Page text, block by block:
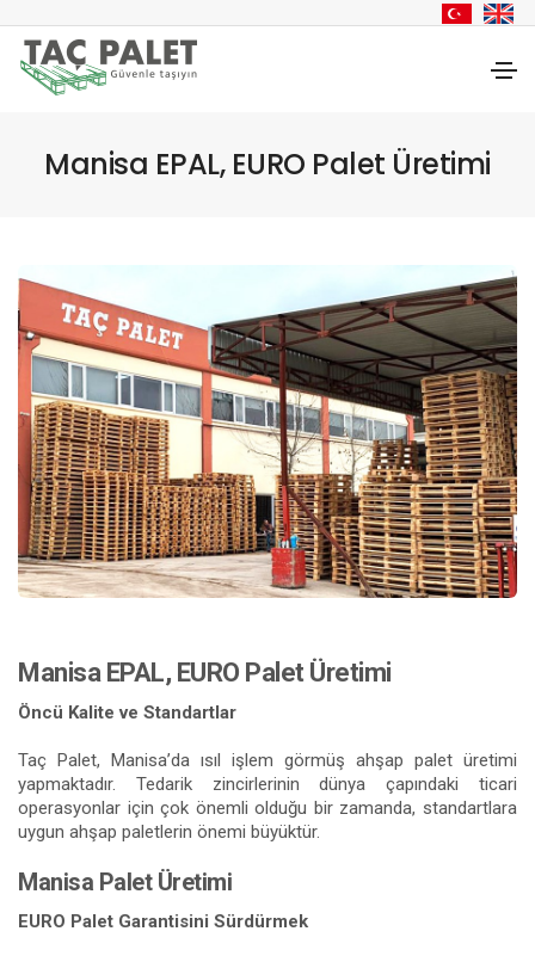
Manisa EPAL, EURO Palet Üretimi
Manisa EPAL, EURO Palet Üretimi
Öncü Kalite ve Standartlar
Taç Palet, Manisa’da ısıl işlem görmüş ahşap palet üretimi
yapmaktadır. Tedarik zincirlerinin dünya çapındaki ticari
operasyonlar için çok önemli olduğu bir zamanda, standartlara
uygun ahşap paletlerin önemi büyüktür.
Manisa Palet Üretimi
EURO Palet Garantisini Sürdürmek